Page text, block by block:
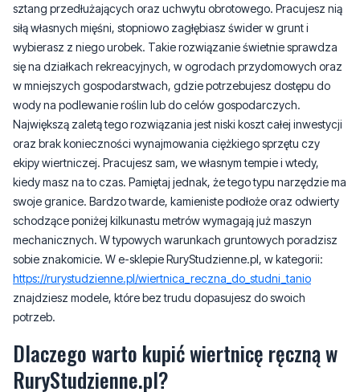
się na działkach rekreacyjnych, w ogrodach przydomowych oraz
w mniejszych gospodarstwach, gdzie potrzebujesz dostępu do
wody na podlewanie roślin lub do celów gospodarczych.
Największą zaletą tego rozwiązania jest niski koszt całej inwestycji
oraz brak konieczności wynajmowania ciężkiego sprzętu czy
ekipy wiertniczej. Pracujesz sam, we własnym tempie i wtedy,
kiedy masz na to czas. Pamiętaj jednak, że tego typu narzędzie ma
swoje granice. Bardzo twarde, kamieniste podłoże oraz odwierty
schodzące poniżej kilkunastu metrów wymagają już maszyn
mechanicznych. W typowych warunkach gruntowych poradzisz
sobie znakomicie. W e-sklepie RuryStudzienne.pl, w kategorii:
https://rurystudzienne.pl/wiertnica_reczna_do_studni_tanio
znajdziesz modele, które bez trudu dopasujesz do swoich
potrzeb.
Dlaczego warto kupić wiertnicę ręczną w
RuryStudzienne.pl?
Sklep RuryStudzienne.pl specjalizuje się w branży studniarskiej i
we wszystkim, co dotyczy odwiertów. Asortyment dobrano pod